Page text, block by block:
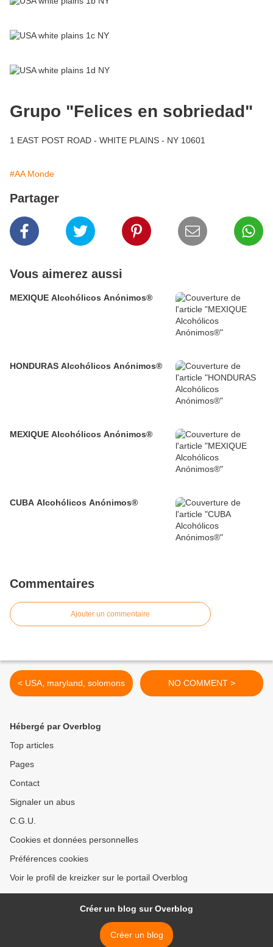
Grupo "Felices en sobriedad"
1 EAST POST ROAD - WHITE PLAINS - NY 10601
#AA Monde
Partager
Vous aimerez aussi
MEXIQUE Alcohólicos Anónimos®
HONDURAS Alcohólicos Anónimos®
MEXIQUE Alcohólicos Anónimos®
CUBA Alcohólicos Anónimos®
Commentaires
Ajouter un commentaire
< USA, maryland, solomons NO COMMENT >
Hébergé par Overblog
Top articles
Pages
Contact
Signaler un abus
C.G.U.
Cookies et données personnelles
Préférences cookies
Voir le profil de kreizker sur le portail Overblog
Créer un blog sur Overblog
Créer un blog